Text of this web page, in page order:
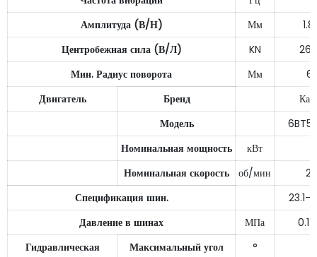
Амплитуда (В/Н)
Мм
Центробежная сила (В/Л)
KN
Мин. Радиус поворота
Мм
Двигатель
Бренд
Модель
Номинальная мощность
кВт
Номинальная скорость
об/мин
Спецификация шин.
23.1-
Давление в шинах
МПа
Гидравлическая
Максимальный угол
°